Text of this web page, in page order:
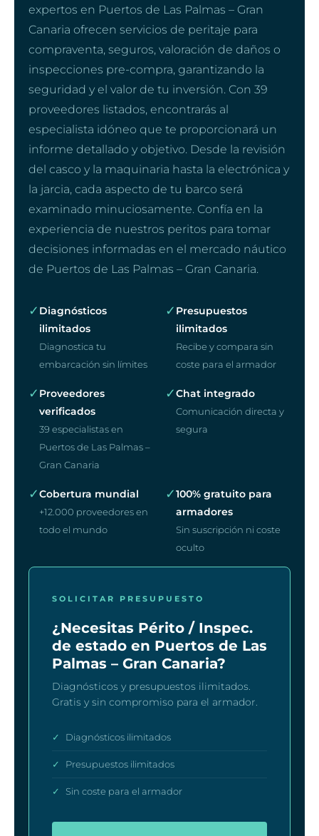
expertos en Puertos de Las Palmas – Gran
Canaria ofrecen servicios de peritaje para
compraventa, seguros, valoración de daños o
inspecciones pre-compra, garantizando la
seguridad y el valor de tu inversión. Con 39
proveedores listados, encontrarás al
especialista idóneo que te proporcionará un
informe detallado y objetivo. Desde la revisión
del casco y la maquinaria hasta la electrónica y
la jarcia, cada aspecto de tu barco será
examinado minuciosamente. Confía en la
experiencia de nuestros peritos para tomar
decisiones informadas en el mercado náutico
de Puertos de Las Palmas – Gran Canaria.
✓ Diagnósticos
ilimitados
Diagnostica tu
embarcación sin límites
✓ Presupuestos
ilimitados
Recibe y compara sin
coste para el armador
✓ Proveedores
verificados
39 especialistas en
Puertos de Las Palmas –
Gran Canaria
✓Chat integrado
Comunicación directa y
segura
✓Cobertura mundial
+12.000 proveedores en
todo el mundo
✓100% gratuito para
armadores
Sin suscripción ni coste
oculto
SOLICITAR PRESUPUESTO
¿Necesitas Périto / Inspec.
de estado en Puertos de Las
Palmas – Gran Canaria?
Diagnósticos y presupuestos ilimitados.
Gratis y sin compromiso para el armador.
✓ Diagnósticos ilimitados
✓ Presupuestos ilimitados
✓ Sin coste para el armador